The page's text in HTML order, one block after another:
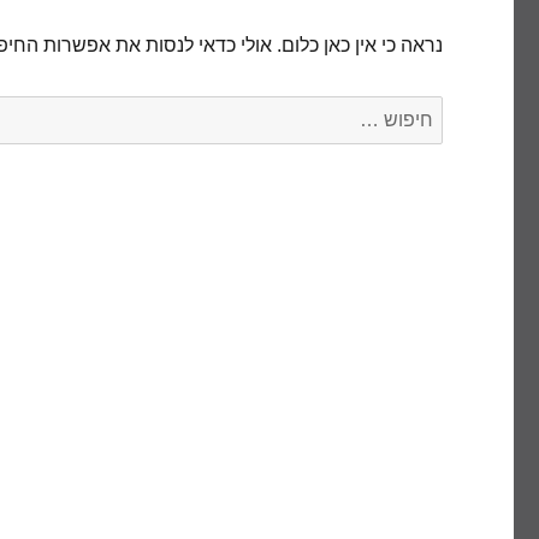
נראה כי אין כאן כלום. אולי כדאי לנסות את אפשרות
חפש: